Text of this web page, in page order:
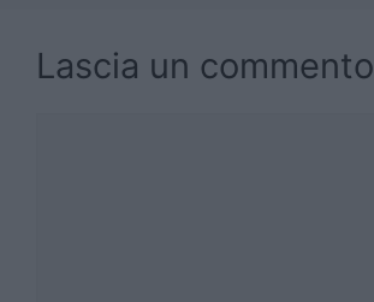
Lascia un commento